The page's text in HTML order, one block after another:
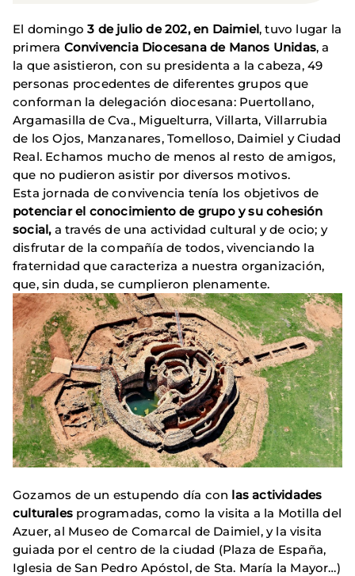
El domingo3 de julio de 202, en Daimiel, tuvo lugar la
primera Convivencia Diocesana de Manos Unidas, a
la que asistieron, con su presidenta a la cabeza, 49
personas procedentes de diferentes grupos que
conforman la delegación diocesana: Puertollano,
Argamasilla de Cva., Miguelturra, Villarta, Villarrubia
de los Ojos, Manzanares, Tomelloso, Daimiel y Ciudad
Real. Echamos mucho de menos al resto de amigos,
que no pudieron asistir por diversos motivos.
Esta jornada de convivencia tenía los objetivos de
potenciar el conocimiento de grupo y su cohesión
social,a través de una actividad cultural y de ocio; y
disfrutar de la compañía de todos, vivenciando la
fraternidad que caracteriza a nuestra organización,
que, sin duda, se cumplieron plenamente.
Gozamos de un estupendo día con las actividades
culturales programadas, como la visita a la Motilla del
Azuer, al Museo de Comarcal de Daimiel, y la visita
guiada por el centro de la ciudad (Plaza de España,
Iglesia de San Pedro Apóstol, de Sta. María la Mayor…)